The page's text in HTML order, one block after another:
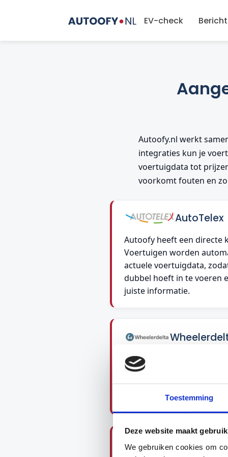
Toestemming
Deze website maakt
We gebruiken cookies om
EV-check
Autoofy.nl werkt
integraties kun je
voertuigdata tot
voorkomt fouten en
AutoTelex
Autoofy heeft een directe
Voertuigen worden
actuele voertuigdata,
dubbel hoeft in te voeren
juiste informatie.
Met de integratie van
voertuigen rechtstreeks
Advertenties blijven
handmatige acties.
Sell Your Truck